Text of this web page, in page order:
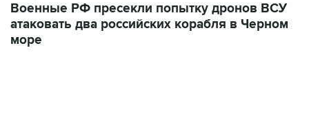
Военные РФ пресекли попытку дронов ВСУ
атаковать два российских корабля в Черном
море